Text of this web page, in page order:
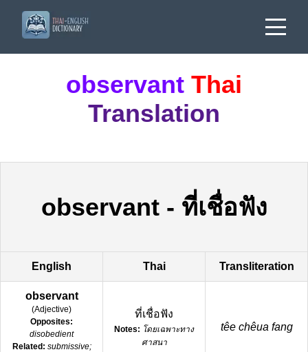
observant Thai
Translation
observant- ที่เชื่อฟัง
English Thai Transliteration
observant
(Adjective)
Opposites:
disobedient
Related: submissive;
ที่เชื่อฟัง
Notes: โดยเฉพาะทาง
ศาสนา
têe chêua fang